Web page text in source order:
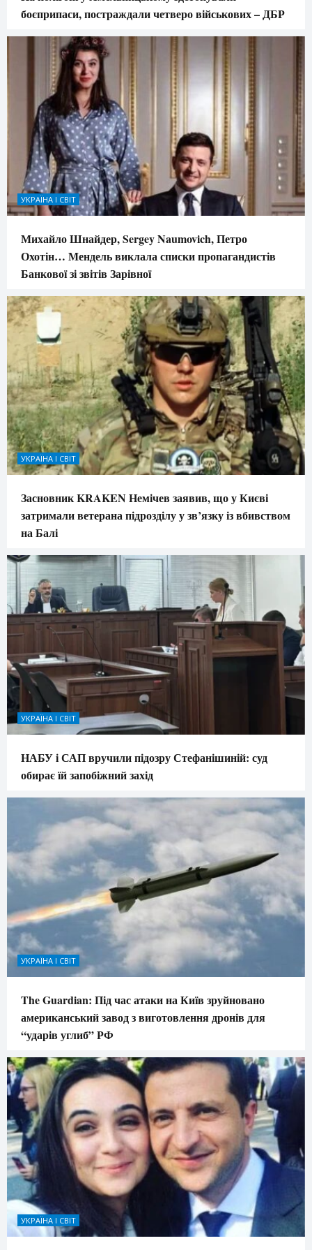
боєприпаси, постраждали четверо військових – ДБР
УКРАЇНА І СВІТ
Михайло Шнайдер, Sergey Naumovich, Петро
Охотін… Мендель виклала списки пропагандистів
Банкової зі звітів Зарівної
УКРАЇНА І СВІТ
Засновник KRAKEN Немічев заявив, що у Києві
затримали ветерана підрозділу у зв’язку із вбивством
на Балі
УКРАЇНА І СВІТ
НАБУ і САП вручили підозру Стефанішиній: суд
обирає їй запобіжний захід
УКРАЇНА І СВІТ
The Guardian: Під час атаки на Київ зруйновано
американський завод з виготовлення дронів для
“ударів углиб” РФ
УКРАЇНА І СВІТ